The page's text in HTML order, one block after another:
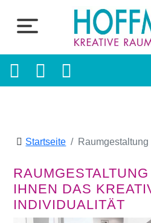
Startseite Raumgestaltung
IHNEN DAS
INDIVIDUALITÄT